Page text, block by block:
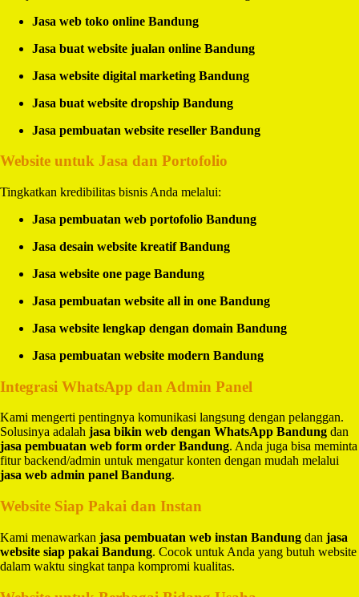
Jasa web toko online Bandung
Jasa buat website jualan online Bandung
Jasa website digital marketing Bandung
Jasa buat website dropship Bandung
Jasa pembuatan website reseller Bandung
Website untuk Jasa dan Portofolio
Tingkatkan kredibilitas bisnis Anda melalui:
Jasa pembuatan web portofolio Bandung
Jasa desain website kreatif Bandung
Jasa website one page Bandung
Jasa pembuatan website all in one Bandung
Jasa website lengkap dengan domain Bandung
Jasa pembuatan website modern Bandung
Integrasi WhatsApp dan Admin Panel
Kami mengerti pentingnya komunikasi langsung dengan pelanggan.
Solusinya adalah jasa bikin web dengan WhatsApp Bandung dan
jasa pembuatan web form order Bandung. Anda juga bisa meminta
fitur backend/admin untuk mengatur konten dengan mudah melalui
jasa web admin panel Bandung.
Website Siap Pakai dan Instan
Kami menawarkan jasa pembuatan web instan Bandung dan jasa
website siap pakai Bandung. Cocok untuk Anda yang butuh website
dalam waktu singkat tanpa kompromi kualitas.